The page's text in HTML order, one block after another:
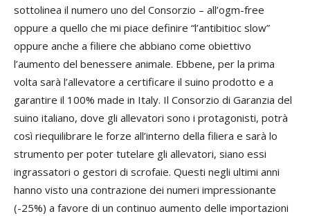
sottolinea il numero uno del Consorzio – all’ogm-free
oppure a quello che mi piace definire “l’antibitioc slow”
oppure anche a filiere che abbiano come obiettivo
l’aumento del benessere animale. Ebbene, per la prima
volta sarà l’allevatore a certificare il suino prodotto e a
garantire il 100% made in Italy. Il Consorzio di Garanzia del
suino italiano, dove gli allevatori sono i protagonisti, potrà
così riequilibrare le forze all’interno della filiera e sarà lo
strumento per poter tutelare gli allevatori, siano essi
ingrassatori o gestori di scrofaie. Questi negli ultimi anni
hanno visto una contrazione dei numeri impressionante
(-25%) a favore di un continuo aumento delle importazioni